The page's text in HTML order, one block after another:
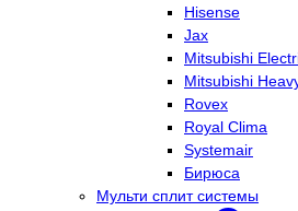
Hisense
Jax
Mitsubishi
Mitsubishi
Rovex
Royal Clima
Systemair
Бирюса
Мульти сплит системы